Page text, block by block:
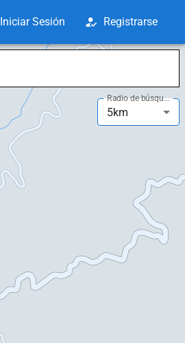
Iniciar Sesión Registrarse
Radio de búsqueda
5km